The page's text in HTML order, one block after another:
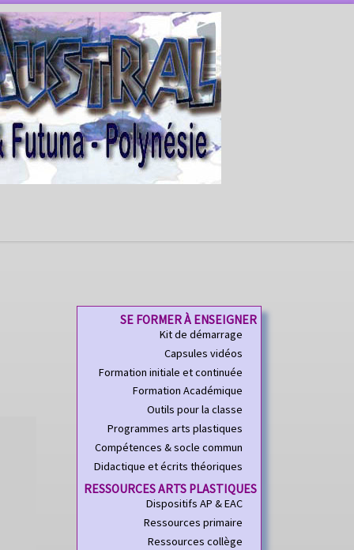
SE FORMER À ENSEIGNER
Kit de démarrage
Capsules vidéos
Formation initiale et continuée
Formation Académique
Outils pour la classe
Programmes arts plastiques
Compétences & socle commun
Didactique et écrits théoriques
RESSOURCES ARTS PLASTIQUES
Dispositifs AP & EAC
Ressources primaire
Ressources collège